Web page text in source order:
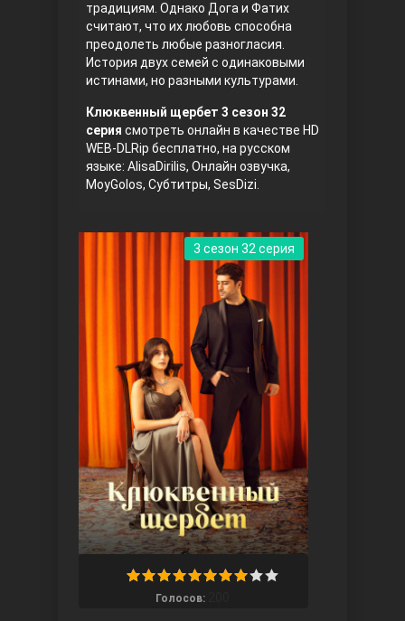
Воскресший Эртугрул
Ветреный холм
традициям. Однако Дога и Фатих
считают, что их любовь способна
преодолеть любые разногласия.
История двух семей с одинаковыми
истинами, но разными культурами.
Клюквенный щербет 3 сезон 32
серия смотреть онлайн в качестве HD
WEB-DLRip бесплатно, на русском
языке: AlisaDirilis, Онлайн озвучка,
MoyGolos, Субтитры, SesDizi.
Голосов:
3 сезон 32 серия